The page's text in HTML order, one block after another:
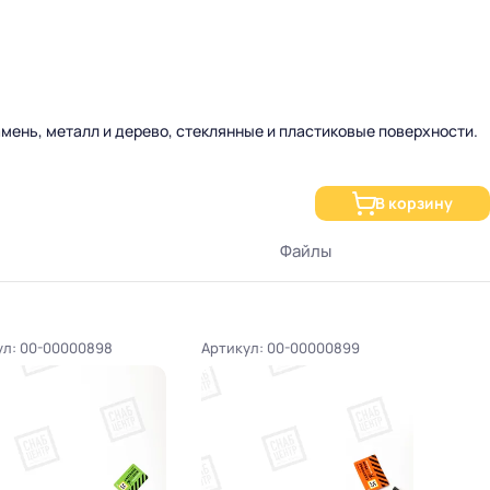
металл и дерево, стеклянные и пластиковые поверхности.
(-40…+100 °C).
к атмосферным воздействиям.
использовать кислотно-отверждаемый силикон.
В корзину
Файлы
00-00000898 Артикул: 00-00000899